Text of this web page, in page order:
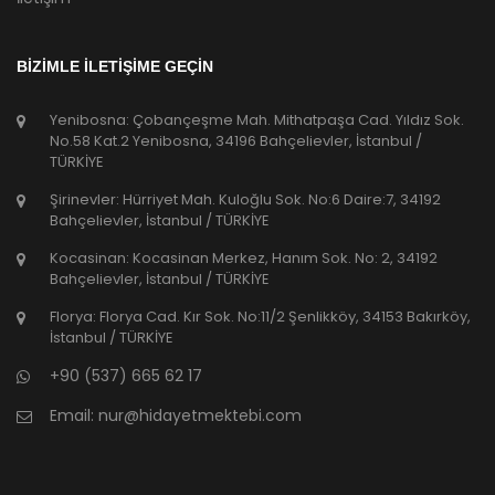
BİZİMLE İLETİŞİME GEÇİN
Yenibosna: Çobançeşme Mah. Mithatpaşa Cad. Yıldız Sok.
No.58 Kat.2 Yenibosna, 34196 Bahçelievler, İstanbul /
TÜRKİYE
Şirinevler: Hürriyet Mah. Kuloğlu Sok. No:6 Daire:7, 34192
Bahçelievler, İstanbul / TÜRKİYE
Kocasinan: Kocasinan Merkez, Hanım Sok. No: 2, 34192
Bahçelievler, İstanbul / TÜRKİYE
Florya: Florya Cad. Kır Sok. No:11/2 Şenlikköy, 34153 Bakırköy,
İstanbul / TÜRKİYE
+90 (537) 665 62 17
Email: nur@hidayetmektebi.com